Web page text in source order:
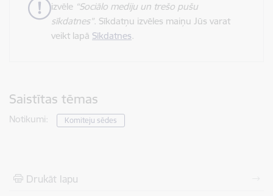
izvēle “Sociālo mediju un trešo pušu
sīkdatnes”. Sīkdatņu izvēles maiņu Jūs varat
veikt lapā Sīkdatnes.
Saistītas tēmas
Notikumi: Komiteju sēdes
Drukāt lapu